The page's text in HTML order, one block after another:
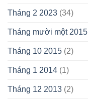
Tháng 2 2023 (34)
Tháng mười một 2015
Tháng 10 2015 (2)
Tháng 1 2014 (1)
Tháng 12 2013 (2)